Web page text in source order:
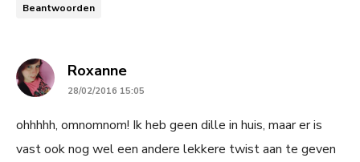
Beantwoorden
Roxannesays:
28/02/2016 15:05
ohhhhh, omnomnom! Ik heb geen dille in huis, maar er is
vast ook nog wel een andere lekkere twist aan te geven